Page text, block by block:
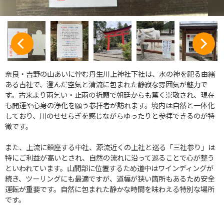
奈良・吉野の山あいに佇む丹生川上神社下社は、水の神を祀る由緒
ある古社で、澄んだ空気と清流に包まれた静寂な雰囲気が魅力で
す。古来より雨乞い・止雨の祈願で朝廷からも篤く崇敬され、現在
も開運や心身の浄化を願う参拝者が訪れます。境内は自然と一体化
しており、川のせせらぎを感じながらゆったりと参拝できるのが特
徴です。
また、上流に鎮座する中社、源流近くの上社と巡る「三社参り」は
特にご利益が高いとされ、自然の流れに沿って巡ることで心が整う
といわれています。山間部に位置するため道中はワインディングが
続き、ツーリングにも最適ですが、道幅が狭い箇所もあるため安全
運転が重要です。自然に包まれた静かな時間を味わえる特別な場所
です。